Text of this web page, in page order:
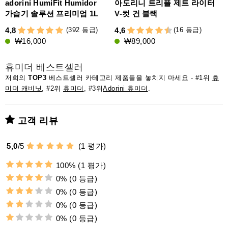
adorini HumiFit Humidor
가습기 솔루션 프리미엄 1L
4,8
(392 등급)
₩16,000
아도리니 트리플 제트 라이터
V-컷 건 블랙
4,6
(16 등급)
₩89,000
휴미더 베스트셀러
저희의 TOP3 베스트셀러 카테고리 제품들을 놓치지 마세요 - #1위 휴
미더 캐비닛 , #2위 휴미더 , #3위Adorini 휴미더 .
고객 리뷰
5,0/5 (1 평가)
100% (1 평가)
0% (0 등급)
0% (0 등급)
0% (0 등급)
0% (0 등급)